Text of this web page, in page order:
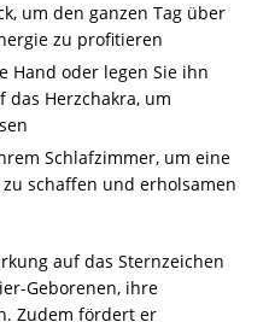
um den ganzen Tag über
zu profitieren
Hand oder legen Sie ihn
Herzchakra, um
Schlafzimmer, um eine
schaffen und erholsamen
auf das Sternzeichen
Geborenen, ihre
Zudem fördert er